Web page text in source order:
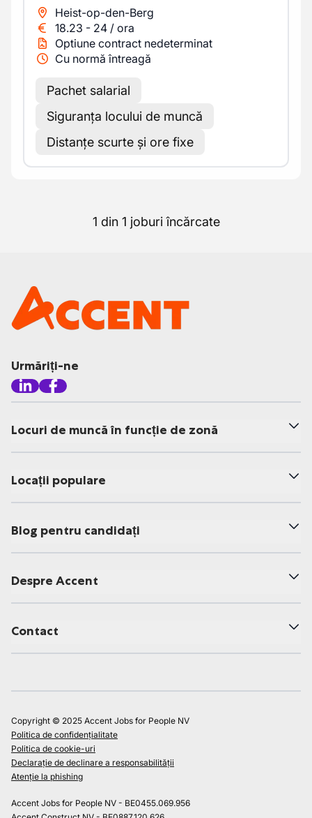
Heist-op-den-Berg
18.23 - 24 / ora
Optiune contract nedeterminat
Cu normă întreagă
Pachet salarial
Siguranța locului de muncă
Distanțe scurte și ore fixe
1 din 1 joburi încărcate
Urmăriți-ne
Locuri de muncă în funcție de zonă
Locații populare
Blog pentru candidați
Despre Accent
Contact
Copyright © 2025 Accent Jobs for People NV
Politica de confidențialitate
Politica de cookie-uri
Declarație de declinare a responsabilității
Atenție la phishing
Accent Jobs for People NV - BE0455.069.956